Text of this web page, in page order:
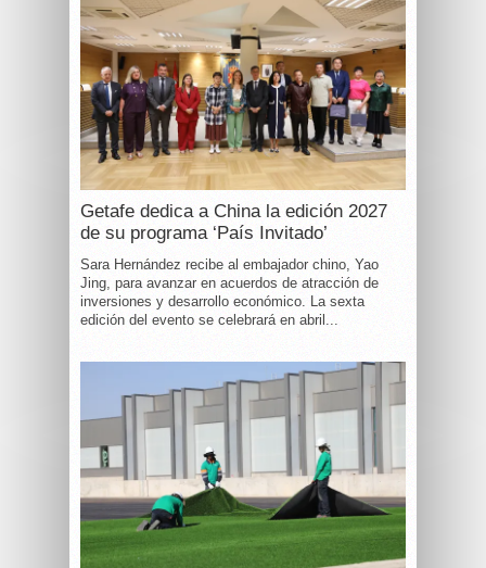
Getafe dedica a China la edición 2027
de su programa ‘País Invitado’
Sara Hernández recibe al embajador chino, Yao
Jing, para avanzar en acuerdos de atracción de
inversiones y desarrollo económico. La sexta
edición del evento se celebrará en abril...